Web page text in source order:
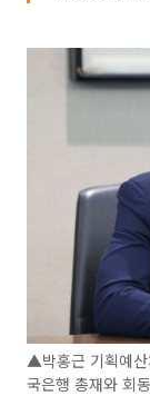
▲박홍근 기획예산
국은행 총재와 회